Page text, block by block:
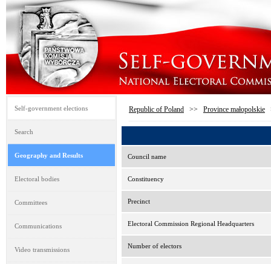
Self-government elections
Search
Geography and Results
Electoral bodies
Committees
Communications
Video transmissions
Republic of Poland >> Province małopolskie
Council name
Constituency
Precinct
Electoral Commission Regional Headquarters
Number of electors